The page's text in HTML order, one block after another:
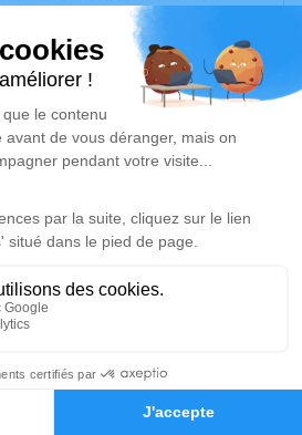
Hommages
des photos souvenirs, une
pensées à travers des
Cet endroit est un lieu
la mémoire de Marisa
d’arbre hommage est
Je rends hommage
Dame de la Victoire de Saint-